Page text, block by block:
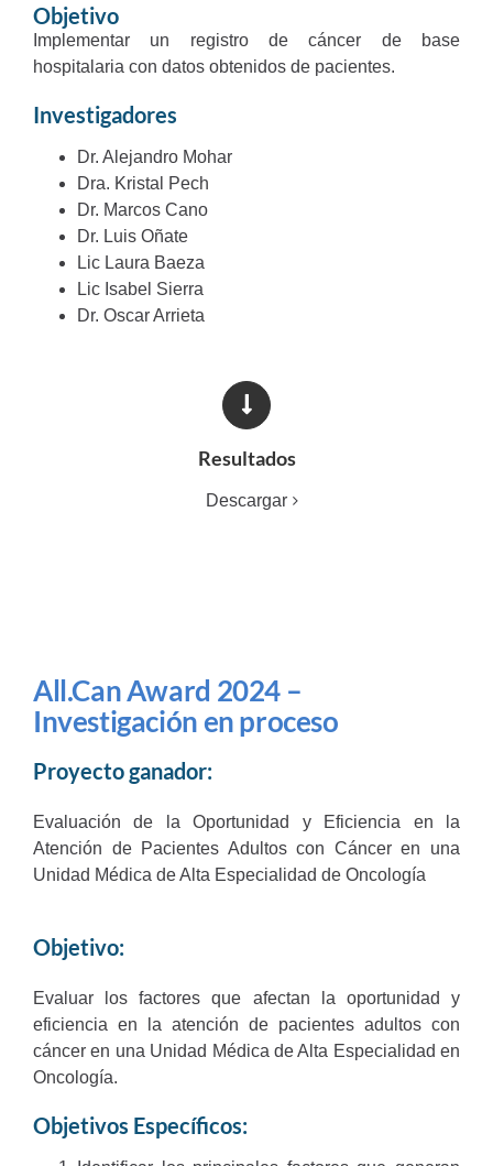
Objetivo
Implementar un registro de cáncer de base
hospitalaria con datos obtenidos de pacientes.
Investigadores
Dr. Alejandro Mohar
Dra. Kristal Pech
Dr. Marcos Cano
Dr. Luis Oñate
Lic Laura Baeza
Lic Isabel Sierra
Dr. Oscar Arrieta
Resultados
Descargar
All.Can Award 2024 –
Investigación en proceso
Proyecto ganador:
Evaluación de la Oportunidad y Eficiencia en la
Atención de Pacientes Adultos con Cáncer en una
Unidad Médica de Alta Especialidad de Oncología
Objetivo:
Evaluar los factores que afectan la oportunidad y
eficiencia en la atención de pacientes adultos con
cáncer en una Unidad Médica de Alta Especialidad en
Oncología.
Objetivos Específicos: